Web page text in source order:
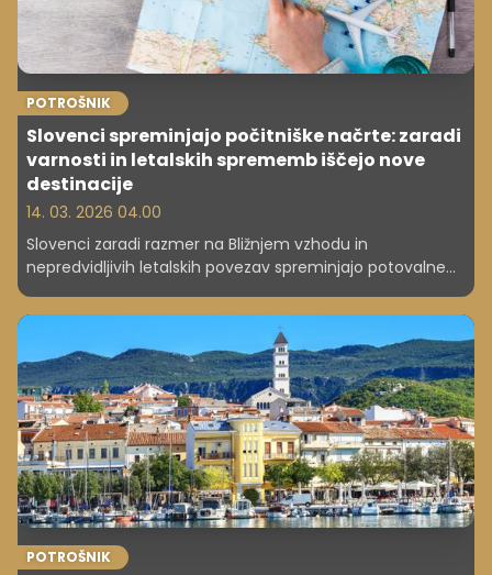
POTROŠNIK
Slovenci spreminjajo počitniške načrte: zaradi
varnosti in letalskih sprememb iščejo nove
destinacije
14. 03. 2026 04.00
Slovenci zaradi razmer na Bližnjem vzhodu in
nepredvidljivih letalskih povezav spreminjajo potovalne
turistične agencije prilagajajo ponudbo ter katere
pravice imate ob spremembah ali odpovedih
aranžmajev.
POTROŠNIK